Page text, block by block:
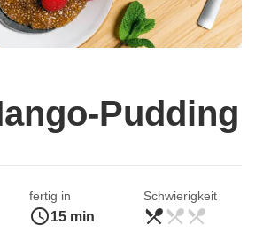
Pudding
fertig in
access_time15 min
Schwierigkeit
leicht
restaurant_menu restaurant_menu restaurant_menu